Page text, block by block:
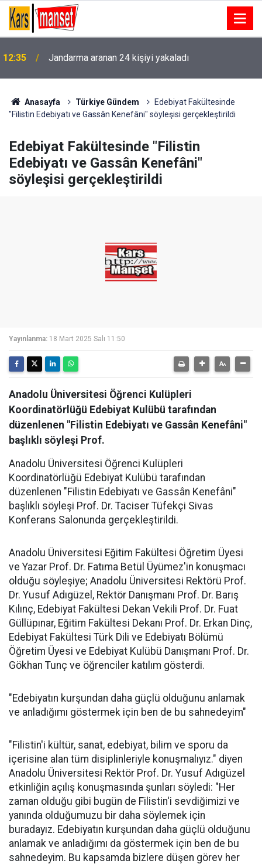
12:35 Jandarma aranan 24 kişiyi yakaladı
Anasayfa Türkiye Gündem
Edebiyat Fakültesinde
"Filistin Edebiyatı ve Gassân Kenefâni" söyleşisi gerçekleştirildi
Edebiyat Fakültesinde "Filistin
Edebiyatı ve Gassân Kenefâni"
söyleşisi gerçekleştirildi
Yayınlanma: 18 Mart 2025 Salı 11:50
Anadolu Üniversitesi Öğrenci Kulüpleri
Koordinatörlüğü Edebiyat Kulübü tarafından
düzenlenen "Filistin Edebiyatı ve Gassân Kenefâni"
başlıklı söyleşi Prof.
Anadolu Üniversitesi Öğrenci Kulüpleri
Koordinatörlüğü Edebiyat Kulübü tarafından
düzenlenen "Filistin Edebiyatı ve Gassân Kenefâni"
başlıklı söyleşi Prof. Dr. Taciser Tüfekçi Sivas
Konferans Salonunda gerçekleştirildi.
Anadolu Üniversitesi Eğitim Fakültesi Öğretim Üyesi
ve Yazar Prof. Dr. Fatıma Betül Üyümez'in konuşmacı
olduğu söyleşiye; Anadolu Üniversitesi Rektörü Prof.
Dr. Yusuf Adıgüzel, Rektör Danışmanı Prof. Dr. Barış
Kılınç, Edebiyat Fakültesi Dekan Vekili Prof. Dr. Fuat
Güllüpınar, Eğitim Fakültesi Dekanı Prof. Dr. Erkan Dinç,
Edebiyat Fakültesi Türk Dili ve Edebiyatı Bölümü
Öğretim Üyesi ve Edebiyat Kulübü Danışmanı Prof. Dr.
Gökhan Tunç ve öğrenciler katılım gösterdi.
"Edebiyatın kurşundan daha güçlü olduğunu anlamak
ve anladığımı göstermek için ben de bu sahnedeyim"
"Filistin'i kültür, sanat, edebiyat, bilim ve sporu da
içerisine alan tüm disiplinleriyle konuşmalıyız." diyen
Anadolu Üniversitesi Rektör Prof. Dr. Yusuf Adıgüzel
etkinliğin açılış konuşmasında şunları söyledi: "Her
zaman olduğu gibi bugün de Filistin'i sevdiğimizi ve
yanında olduğumuzu bir daha söylemek için
buradayız. Edebiyatın kurşundan daha güçlü olduğunu
anlamak ve anladığımı da göstermek için ben de bu
sahnedeyim. Bu kapsamda bizlere düşen görev her